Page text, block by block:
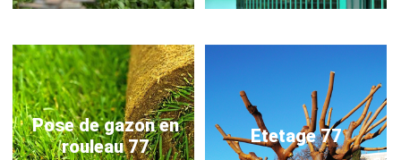
Pose de gazon en
rouleau 77
Etetage 77